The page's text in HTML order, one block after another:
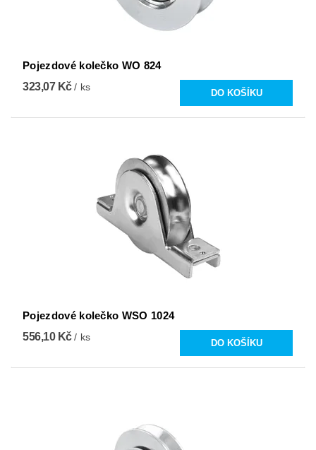
Pojezdové kolečko WO 824
323,07 Kč/ ks
Pojezdové kolečko WSO 1024
556,10 Kč/ ks